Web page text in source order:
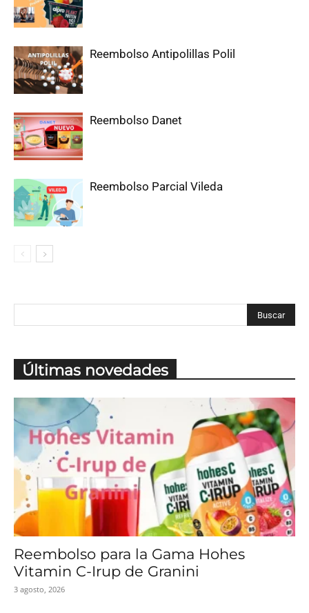
Reembolso Antipolillas Polil
Reembolso Danet
Reembolso Parcial Vileda
Últimas novedades
Reembolso para la Gama Hohes
Vitamin C-Irup de Granini
3 agosto, 2026